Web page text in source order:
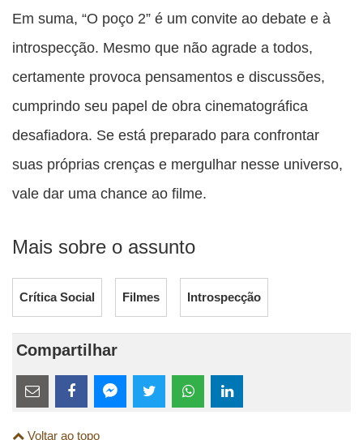
Em suma, “O poço 2” é um convite ao debate e à
introspecção. Mesmo que não agrade a todos,
certamente provoca pensamentos e discussões,
cumprindo seu papel de obra cinematográfica
desafiadora. Se está preparado para confrontar
suas próprias crenças e mergulhar nesse universo,
vale dar uma chance ao filme.
Mais sobre o assunto
Crítica Social Filmes Introspecção
Compartilhar
Estes
links
sãoVoltar ao topo